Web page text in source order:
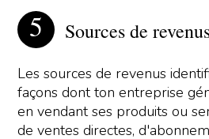
Sources de
Les sources de revenus
façons dont ton entreprise
en vendant ses produits ou
de ventes directes,